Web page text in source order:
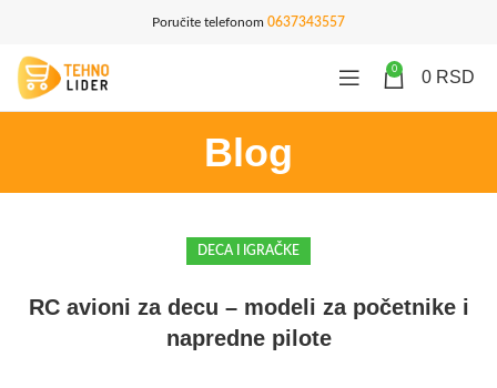
Poručite telefonom 0637343557
0 0 RSD
Blog
DECA I IGRAČKE
RC avioni za decu – modeli za početnike i
napredne pilote